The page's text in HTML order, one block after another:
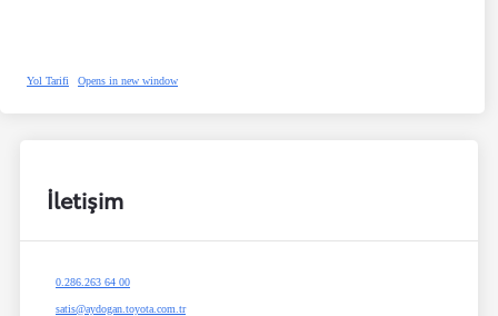
Yol Tarifi Opens in new window
İletişim
0.286.263 64 00
satis@aydogan.toyota.com.tr